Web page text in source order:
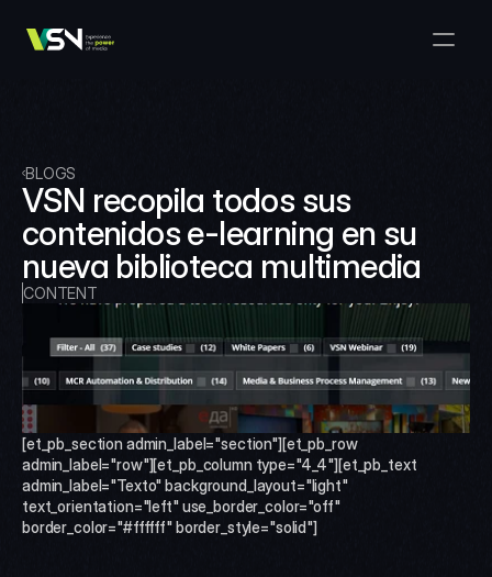
VSN Crea
VSN Uno TV
VSN Noticias Conectar
VSN Noticias Conectar
VSNExplorer + VSNOne TV
Flujo de Trabajo de Producción de Medios
VSNExplorer + Wedit
Intercambio de Medios
VSNExplorer
Noticias y Entretenimiento en Vivo
VSN NewsConnect + VSN IA
VSNExplorer + VSNCrea
Empresa
Select Language
Spanish (Spain)
ES HÁBLANOS
BLOGS
VSN recopila todos sus
contenidos e-learning en su
nueva biblioteca multimedia
CONTENT
[et_pb_section admin_label="section"][et_pb_row
admin_label="row"][et_pb_column type="4_4"][et_pb_text
admin_label="Texto" background_layout="light"
text_orientation="left" use_border_color="off"
border_color="#ffffff" border_style="solid"]